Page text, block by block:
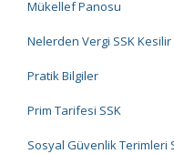
Mükellef Panosu
Nelerden Vergi SSK Kesilir
Pratik Bilgiler
Prim Tarifesi SSK
Sosyal Güvenlik Terimleri